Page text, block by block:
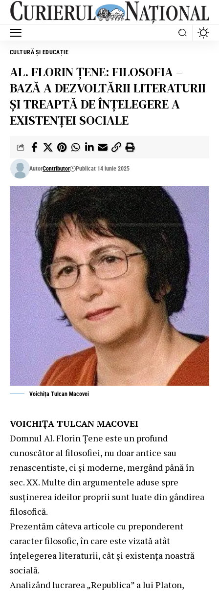
CULTURĂ ȘI EDUCAȚIE
AL. FLORIN ȚENE: FILOSOFIA –
BAZĂ A DEZVOLTĂRII LITERATURII
ȘI TREAPTĂ DE ÎNȚELEGERE A
EXISTENȚEI SOCIALE
AutorContributor Publicat 14 iunie 2025
Voichița Tulcan Macovei
VOICHIȚA TULCAN MACOVEI
Domnul Al. Florin Țene este un profund
cunoscător al filosofiei, nu doar antice sau
renascentiste, ci și moderne, mergând până în
sec. XX. Multe din argumentele aduse spre
susținerea ideilor proprii sunt luate din gândirea
filosofică.
Prezentăm câteva articole cu preponderent
caracter filosofic, în care este vizată atât
înțelegerea literaturii, cât și existența noastră
socială.
Analizând lucrarea „Republica” a lui Platon,